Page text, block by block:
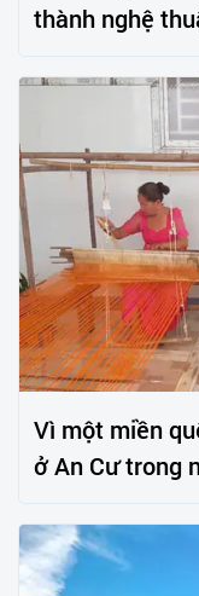
thành nghệ
Vì một miền
ở An Cư trong